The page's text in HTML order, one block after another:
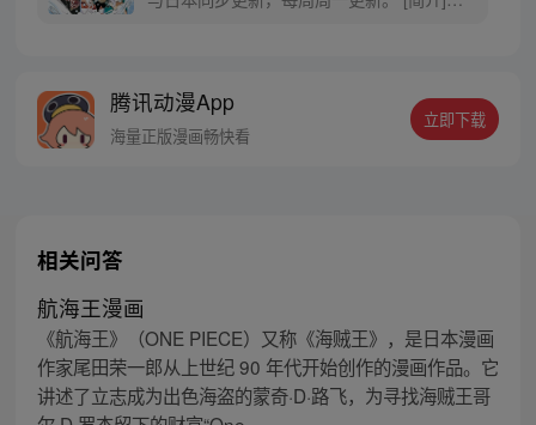
十年后，路飞为实现与因救他而断臂的杰克
斯的约定而出海，开始了以成为海盗王为目
腾讯动漫App
海量正版漫画畅快看
立即下载
相关问答
航海王漫画
《航海王》（ONE PIECE）又称《海贼王》，是日本漫画
作家尾田荣一郎从上世纪 90 年代开始创作的漫画作品。它
讲述了立志成为出色海盗的蒙奇·D·路飞，为寻找海贼王哥